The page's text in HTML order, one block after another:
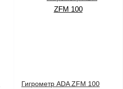
Гигрометр ADA ZFM 100